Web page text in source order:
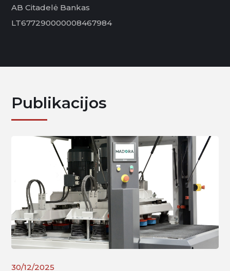
AB Citadelė Bankas
LT677290000008467984
Publikacijos
30/12/2025